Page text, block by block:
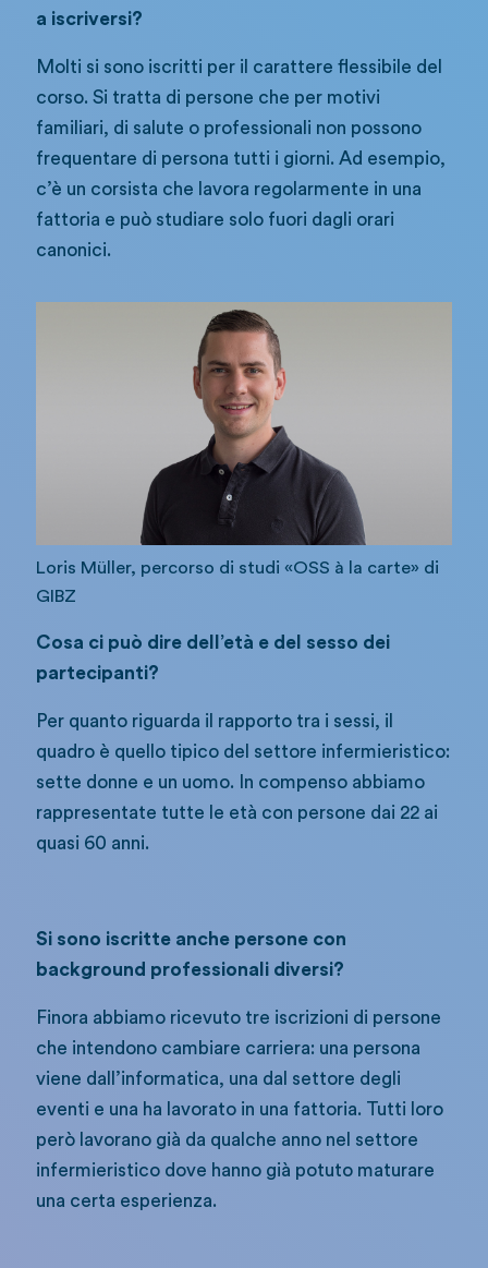
a iscriversi?
Molti si sono iscritti per il carattere flessibile del
corso. Si tratta di persone che per motivi
familiari, di salute o professionali non possono
frequentare di persona tutti i giorni. Ad esempio,
c’è un corsista che lavora regolarmente in una
fattoria e può studiare solo fuori dagli orari
canonici.
Loris Müller, percorso di studi «OSS à la carte» di
GIBZ
Cosa ci può dire dell’età e del sesso dei
partecipanti?
Per quanto riguarda il rapporto tra i sessi, il
quadro è quello tipico del settore infermieristico:
sette donne e un uomo. In compenso abbiamo
rappresentate tutte le età con persone dai 22 ai
quasi 60 anni.
Si sono iscritte anche persone con
background professionali diversi?
Finora abbiamo ricevuto tre iscrizioni di persone
che intendono cambiare carriera: una persona
viene dall’informatica, una dal settore degli
eventi e una ha lavorato in una fattoria. Tutti loro
però lavorano già da qualche anno nel settore
infermieristico dove hanno già potuto maturare
una certa esperienza.